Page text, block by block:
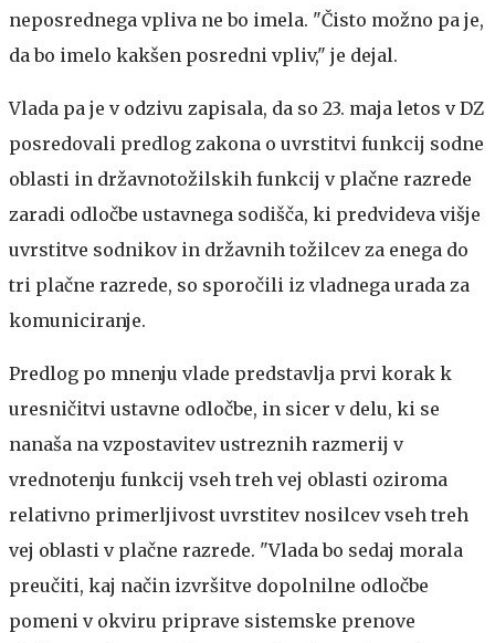
neposrednega vpliva ne bo imela. "Čisto možno pa je,
da bo imelo kakšen posredni vpliv," je dejal.
Vlada pa je v odzivu zapisala, da so 23. maja letos v DZ
posredovali predlog zakona o uvrstitvi funkcij sodne
oblasti in državnotožilskih funkcij v plačne razrede
zaradi odločbe ustavnega sodišča, ki predvideva višje
uvrstitve sodnikov in državnih tožilcev za enega do
tri plačne razrede, so sporočili iz vladnega urada za
komuniciranje.
Predlog po mnenju vlade predstavlja prvi korak k
uresničitvi ustavne odločbe, in sicer v delu, ki se
nanaša na vzpostavitev ustreznih razmerij v
vrednotenju funkcij vseh treh vej oblasti oziroma
relativno primerljivost uvrstitev nosilcev vseh treh
vej oblasti v plačne razrede. "Vlada bo sedaj morala
preučiti, kaj način izvršitve dopolnilne odločbe
pomeni v okviru priprave sistemske prenove